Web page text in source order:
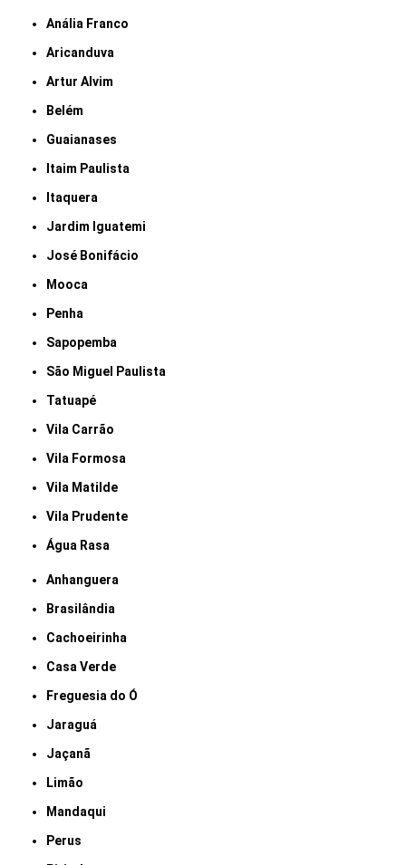
Anália Franco
Aricanduva
Artur Alvim
Belém
Guaianases
Itaim Paulista
Itaquera
Jardim Iguatemi
José Bonifácio
Mooca
Penha
Sapopemba
São Miguel Paulista
Tatuapé
Vila Carrão
Vila Formosa
Vila Matilde
Vila Prudente
Água Rasa
Anhanguera
Brasilândia
Cachoeirinha
Casa Verde
Freguesia do Ó
Jaraguá
Jaçanã
Limão
Mandaqui
Perus